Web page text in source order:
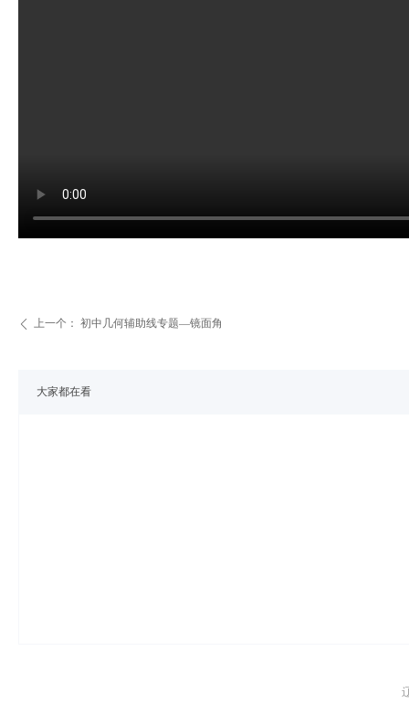
大家都在看
ꄴ 上一个： 初中几何辅助线专题—镜面角